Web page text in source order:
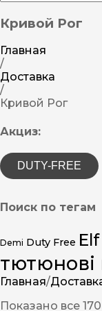
Кривой Рог
Главная
/
Доставка
/
Кривой Рог
Акциз:
DUTY-FREE
Поиск по тегам
Demi Duty Free
тютюнові
Главная/
Показано все